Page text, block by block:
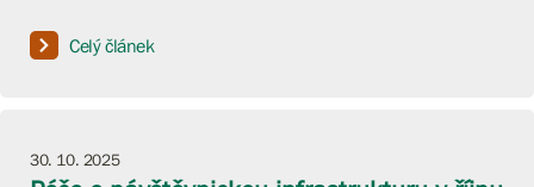
Celý článek
30. 10. 2025